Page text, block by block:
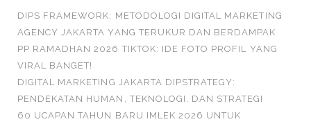
DIPS FRAMEWORK: METODOLOGI DIGITAL MARKETING
AGENCY JAKARTA YANG TERUKUR DAN BERDAMPAK
PP RAMADHAN 2026 TIKTOK: IDE FOTO PROFIL YANG
VIRAL BANGET!
DIGITAL MARKETING JAKARTA DIPSTRATEGY:
PENDEKATAN HUMAN, TEKNOLOGI, DAN STRATEGI
60 UCAPAN TAHUN BARU IMLEK 2026 UNTUK